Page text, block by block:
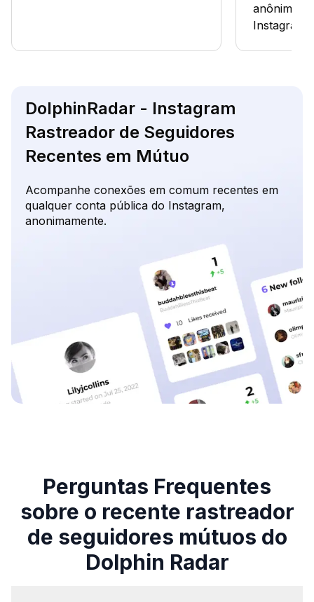
anônimas
Instagram.
DolphinRadar - Instagram
Rastreador de Seguidores
Recentes em Mútuo
Acompanhe conexões em comum recentes em
qualquer conta pública do Instagram,
anonimamente.
Perguntas Frequentes
sobre o recente rastreador
de seguidores mútuos do
Dolphin Radar